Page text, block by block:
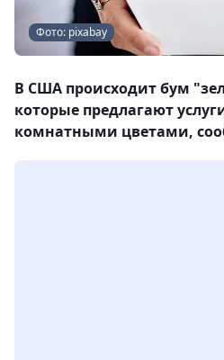
Фото: pixabay
В США происходит бум
которые предлагают
комнатными цветами,